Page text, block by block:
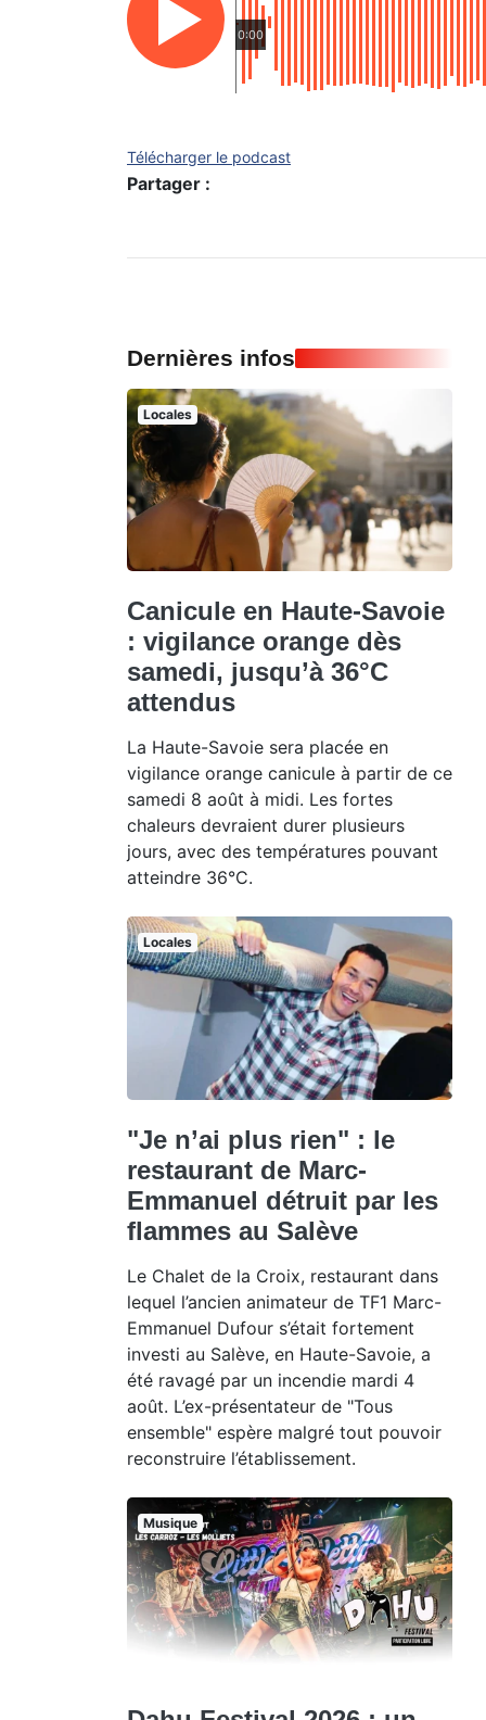
0:00
Télécharger le podcast
Partager :
Dernières infos
Locales
Canicule en Haute-Savoie
: vigilance orange dès
samedi, jusqu’à 36°C
attendus
La Haute-Savoie sera placée en
vigilance orange canicule à partir de ce
samedi 8 août à midi. Les fortes
chaleurs devraient durer plusieurs
jours, avec des températures pouvant
atteindre 36°C.
Locales
"Je n’ai plus rien" : le
restaurant de Marc-
Emmanuel détruit par les
flammes au Salève
Le Chalet de la Croix, restaurant dans
lequel l’ancien animateur de TF1 Marc-
Emmanuel Dufour s’était fortement
investi au Salève, en Haute-Savoie, a
été ravagé par un incendie mardi 4
août. L’ex-présentateur de "Tous
ensemble" espère malgré tout pouvoir
reconstruire l’établissement.
Musique